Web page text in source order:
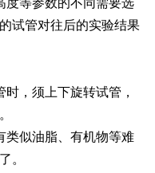
度等参数的不同需要选
试管对往后的实验结果
时，须上下旋转试管，
类似油脂、有机物等难
。